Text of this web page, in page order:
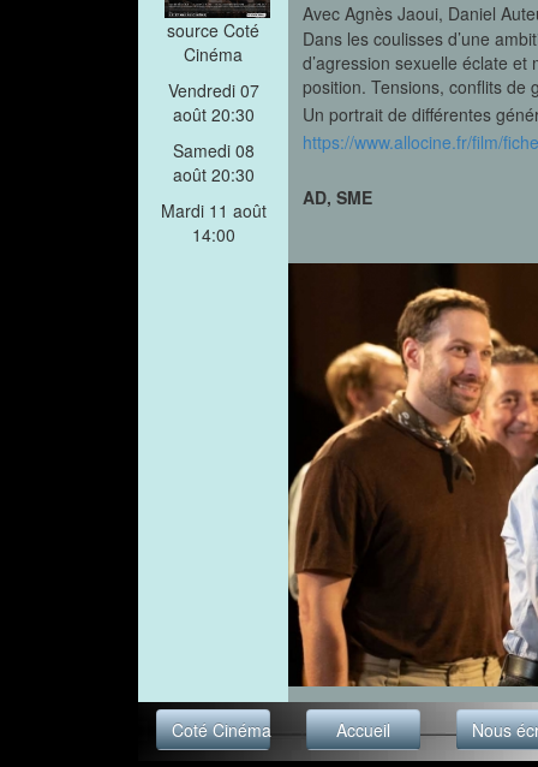
source Coté
Cinéma
Vendredi 07
août 20:30
Samedi 08
août 20:30
Mardi 11 août
14:00
Avec Agnès Jaoui, Daniel
Dans les coulisses d’une
d’agression sexuelle éclate
position. Tensions, conflits de
Un portrait de différentes
https://www.allocine.fr/film/
AD, SME
Coté Cinéma Accueil Nous